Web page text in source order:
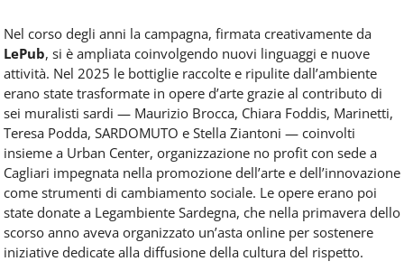
Nel corso degli anni la campagna, firmata creativamente da
LePub, si è ampliata coinvolgendo nuovi linguaggi e nuove
attività. Nel 2025 le bottiglie raccolte e ripulite dall’ambiente
erano state trasformate in opere d’arte grazie al contributo di
sei muralisti sardi — Maurizio Brocca, Chiara Foddis, Marinetti,
Teresa Podda, SARDOMUTO e Stella Ziantoni — coinvolti
insieme a Urban Center, organizzazione no profit con sede a
Cagliari impegnata nella promozione dell’arte e dell’innovazione
come strumenti di cambiamento sociale. Le opere erano poi
state donate a Legambiente Sardegna, che nella primavera dello
scorso anno aveva organizzato un’asta online per sostenere
iniziative dedicate alla diffusione della cultura del rispetto.